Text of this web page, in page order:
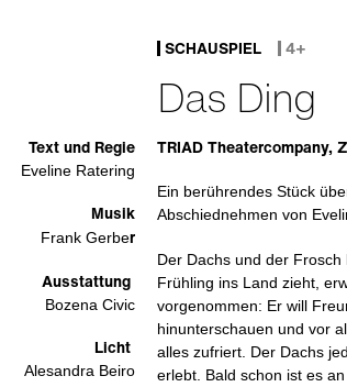
SCHAUSPIEL 4+
Das Ding
TRIAD Theatercompany,
Ein berührendes Stück
Abschiednehmen von
Der Dachs und der
Frühling ins Land zieht,
vorgenommen: Er will
hinunterschauen und vor
alles zufriert. Der Dachs
erlebt. Bald schon ist es
Text und Regie
Eveline Ratering
Musik
Frank Gerber
Ausstattung
Bozena Civic
Licht
Alesandra Beiro